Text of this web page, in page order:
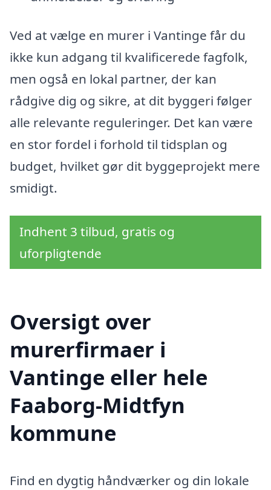
Ved at vælge en murer i Vantinge får du
ikke kun adgang til kvalificerede fagfolk,
men også en lokal partner, der kan
rådgive dig og sikre, at dit byggeri følger
alle relevante reguleringer. Det kan være
en stor fordel i forhold til tidsplan og
budget, hvilket gør dit byggeprojekt mere
smidigt.
Indhent 3 tilbud, gratis og
uforpligtende
Oversigt over
murerfirmaer i
Vantinge eller hele
Faaborg-Midtfyn
kommune
Find en dygtig håndværker og din lokale